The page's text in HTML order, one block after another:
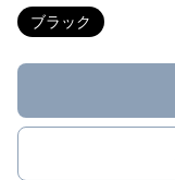
ブラック